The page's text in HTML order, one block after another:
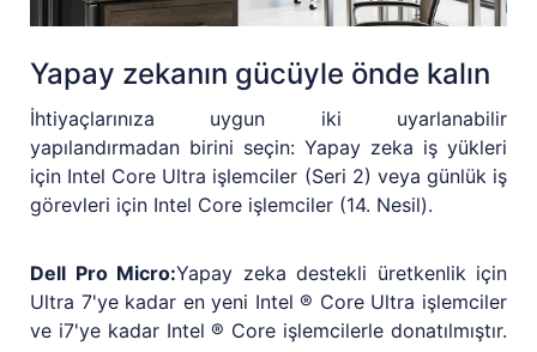
Yapay zekanın gücüyle önde kalın
İhtiyaçlarınıza uygun iki uyarlanabilir
yapılandırmadan birini seçin: Yapay zeka iş yükleri
için Intel Core Ultra işlemciler (Seri 2) veya günlük iş
görevleri için Intel Core işlemciler (14. Nesil).
Dell Pro Micro:Yapay zeka destekli üretkenlik için
Ultra 7'ye kadar en yeni Intel ® Core Ultra işlemciler
ve i7'ye kadar Intel ® Core işlemcilerle donatılmıştır.